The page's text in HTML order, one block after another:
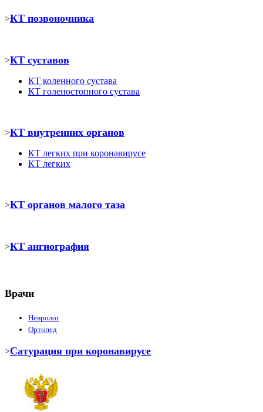
>КТ позвоночника
>КТ суставов
КТ коленного сустава
КТ голеностопного сустава
>КТ внутренних органов
КТ легких при коронавирусе
КТ легких
>КТ органов малого таза
>КТ ангиография
Врачи
Невролог
Ортопед
>Сатурация при коронавирусе